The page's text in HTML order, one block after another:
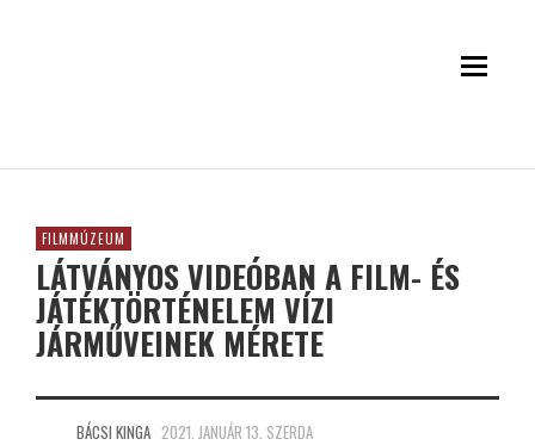
FILMMÚZEUM
LÁTVÁNYOS VIDEÓBAN A FILM- ÉS
JÁTÉKTÖRTÉNELEM VÍZI
JÁRMŰVEINEK MÉRETE
BÁCSI KINGA 2021. JANUÁR 13. SZERDA